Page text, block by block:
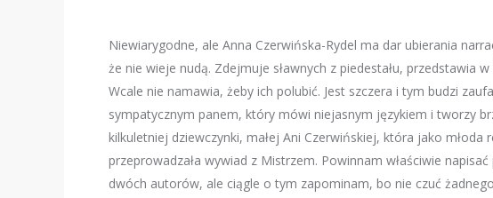
Niewiarygodne, ale Anna Czerwińska-Rydel ma dar ubierania
że nie wieje nudą. Zdejmuje sławnych z piedestału, przedstawia
Wcale nie namawia, żeby ich polubić. Jest szczera i tym budzi
sympatycznym panem, który mówi niejasnym językiem i tworzy
kilkuletniej dziewczynki, małej Ani Czerwińskiej, która jako młoda
przeprowadzała wywiad z Mistrzem. Powinnam właściwie
dwóch autorów, ale ciągle o tym zapominam, bo nie czuć